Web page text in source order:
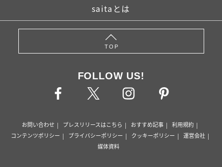
saitaとは
TOP
FOLLOW US!
お問い合わせ プレスリリースはこちら おすすめ記事
利用規約
コンテンツポリシー
プライバシーポリシー クッキーポリシー
運営会社
媒体資料